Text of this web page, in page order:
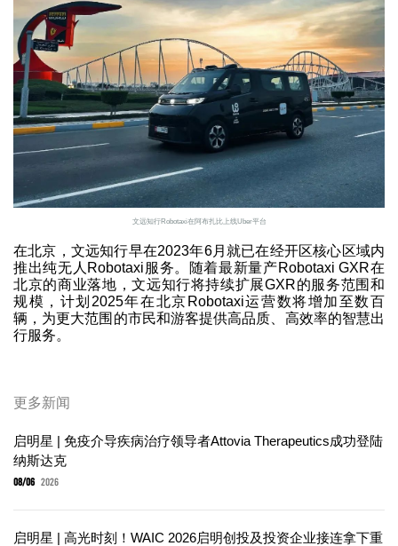
文远知行Robotaxi在阿布扎比上线Uber平台
在北京，文远知行早在2023年6月就已在经开区核心区域内
推出纯无人Robotaxi服务。随着最新量产Robotaxi GXR在
北京的商业落地，文远知行将持续扩展GXR的服务范围和
规模，计划2025年在北京Robotaxi运营数将增加至数百
辆，为更大范围的市民和游客提供高品质、高效率的智慧出
行服务。
更多新闻
启明星 | 免疫介导疾病治疗领导者Attovia Therapeutics成功登陆
纳斯达克
08/06 2026
启明星 | 高光时刻！WAIC 2026启明创投及投资企业接连拿下重